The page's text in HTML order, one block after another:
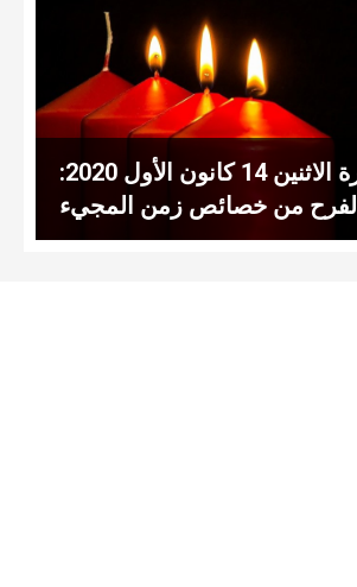
عناوين نشرة الاثنين 14 كانون الأول 2020:
الفرح من خصائص زمن المجيء